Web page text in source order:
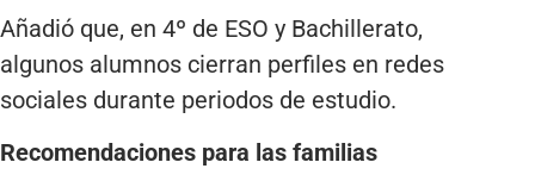
Añadió que, en 4º de ESO y Bachillerato,
algunos alumnos cierran perfiles en redes
sociales durante periodos de estudio.
Recomendaciones para las familias